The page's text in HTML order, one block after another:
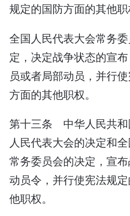
规定的国防方面的其他职
全国人民代表大会常务
定，决定战争状态的宣
员或者局部动员，并行
方面的其他职权。
第十三条 中华人民共和
人民代表大会的决定和
常务委员会的决定，宣
动员令，并行使宪法规
他职权。